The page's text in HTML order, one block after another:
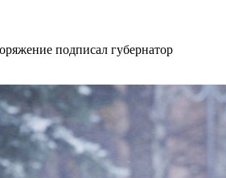
подписал губернатор